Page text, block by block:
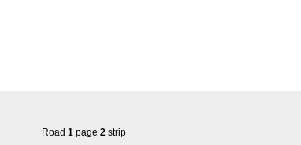
Road 1 page 2 strip